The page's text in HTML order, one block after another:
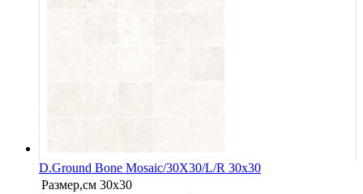
D.Ground Bone Mosaic/30X30/L/R 30x30
Размер,см 30x30